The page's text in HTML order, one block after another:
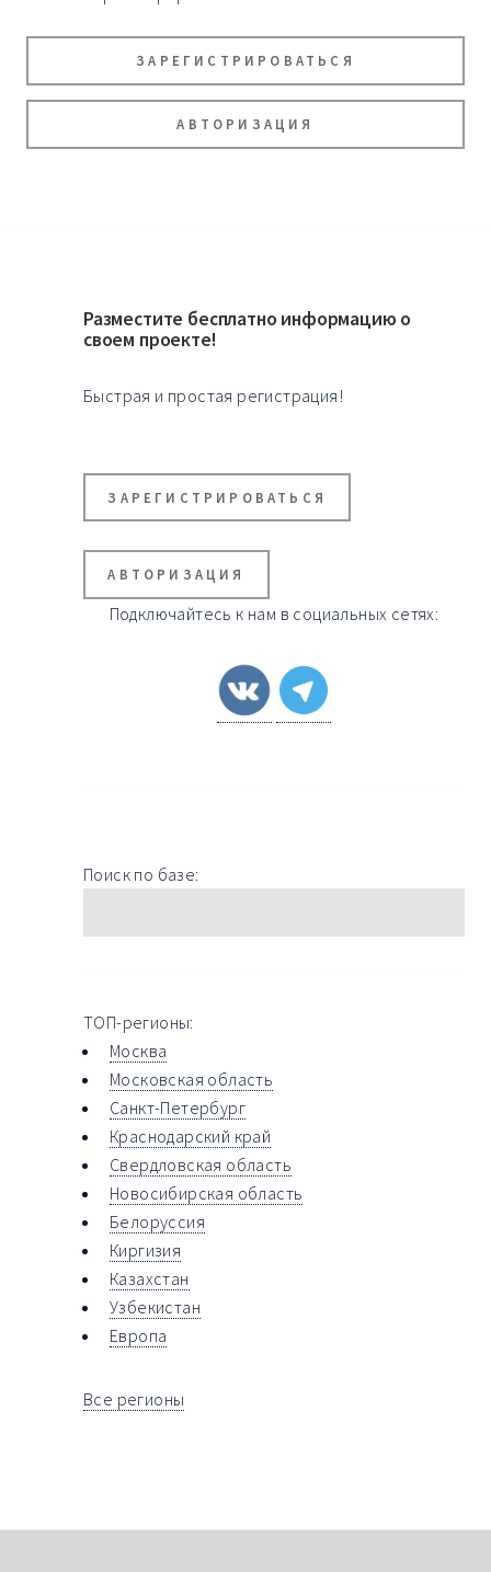
ЗАРЕГИСТРИРОВАТЬСЯ
АВТОРИЗАЦИЯ
Разместите бесплатно информацию о
своем проекте!
Быстрая и простая регистрация!
ЗАРЕГИСТРИРОВАТЬСЯ
АВТОРИЗАЦИЯ
Подключайтесь к нам в социальных сетях:
Поиск по базе:
ТОП-регионы:
Москва
Московская область
Санкт-Петербург
Краснодарский край
Свердловская область
Новосибирская область
Белоруссия
Киргизия
Казахстан
Узбекистан
Европа
Все регионы